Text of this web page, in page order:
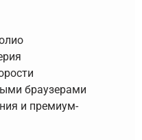
браузерами
и премиум-